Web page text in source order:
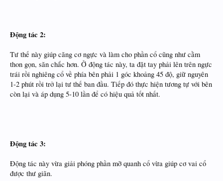
Động tác 2:
Tư thế này giúp căng cơ ngực và làm cho phần cổ cũng như cằm
thon gọn, săn chắc hơn. Ở động tác này, ta đặt tay phải lên trên ngực
trái rồi nghiêng cổ về phía bên phải 1 góc khoảng 45 độ, giữ nguyên
1-2 phút rồi trở lại tư thế ban đầu. Tiếp đó thực hiện tương tự với bên
còn lại và áp dụng 5-10 lần để có hiệu quả tốt nhất.
Động tác 3:
Động tác này vừa giải phóng phần mỡ quanh cổ vừa giúp cơ vai cổ
được thư giãn.